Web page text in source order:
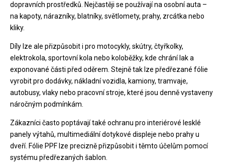
dopravních prostředků. Nejčastěji se používají na osobní auta –
na kapoty, nárazníky, blatníky, světlomety, prahy, zrcátka nebo
kliky.
Díly lze ale přizpůsobit i pro motocykly, skútry, čtyřkolky,
elektrokola, sportovní kola nebo koloběžky, kde chrání lak a
exponované části před oděrem. Stejně tak lze předřezané fólie
vyrobit pro dodávky, nákladní vozidla, kamiony, tramvaje,
autobusy, vlaky nebo pracovní stroje, které jsou denně vystaveny
náročným podmínkám.
Zákazníci často poptávají také ochranu pro interiérové lesklé
panely výtahů, multimediální dotykové displeje nebo prahy u
dveří. Fólie PPF lze precizně přizpůsobit i těmto účelům pomocí
systému předřezaných šablon.